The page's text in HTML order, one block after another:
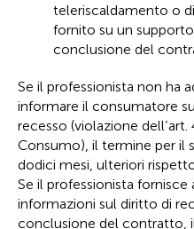
teleriscaldamento o
fornito su un
conclusione del
Se il professionista non ha
informare il consumatore
recesso (violazione
Consumo), il termine per il
dodici mesi, ulteriori
Se il professionista
informazioni sul diritto di
conclusione del contratto,